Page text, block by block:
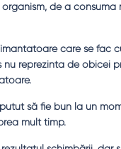
de a
care se fac
nu reprezinta de obicei
să fie bun la un
mult timp.